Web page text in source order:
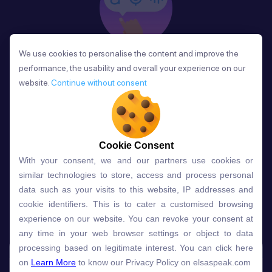
Phản Hồi
Sau mỗi bài học, người học nhận phản hồi về phát
âm và ngữ pháp ngay lập tức, giúp cải thiện kỹ năng
và tiến bộ nhanh chóng.
Lựa chọn gói học ELSA dành
cho bạn
Gói học Free Premium
Speech Analyzer
We use cookies to personalise the content and improve the
performance, the usability and overall your experience on our
website. Continue without consent
Cookie Consent
With your consent, we and our partners use cookies or
similar technologies to store, access and process personal
data such as your visits to this website, IP addresses and
cookie identifiers. This is to cater a customised browsing
experience on our website. You can revoke your consent at
any time in your web browser settings or object to data
processing based on legitimate interest. You can click here
on Learn More to know our Privacy Policy on elsaspeak.com
We use cookies to personalise the content and improve the
performance, the usability and overall your experience on our
website. Continue without consent
Cookie Consent
With your consent, we and our partners use cookies or
similar technologies to store, access and process personal
data such as your visits to this website, IP addresses and
cookie identifiers. This is to cater a customised browsing
experience on our website. You can revoke your consent at
any time in your web browser settings or object to data
processing based on legitimate interest. You can click here
on Learn More to know our Privacy Policy on elsaspeak.com